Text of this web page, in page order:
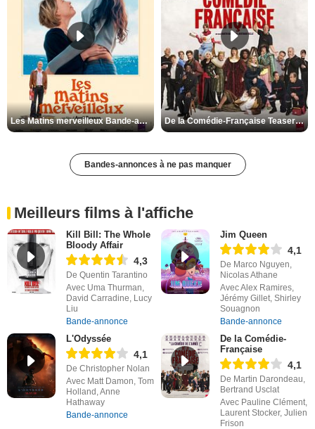
Les Matins merveilleux Bande-annonce VF De la Comédie-Française Teaser VF
Bandes-annonces à ne pas manquer
Meilleurs films à l'affiche
Kill Bill: The Whole
Bloody Affair
4,3
De Quentin Tarantino
Avec Uma Thurman,
David Carradine, Lucy
Liu
Bande-annonce
Jim Queen
4,1
De Marco Nguyen,
Nicolas Athane
Avec Alex Ramires,
Jérémy Gillet, Shirley
Souagnon
Bande-annonce
L'Odyssée
4,1
De Christopher Nolan
Avec Matt Damon, Tom
Holland, Anne
Hathaway
Bande-annonce
De la Comédie-
Française
4,1
De Martin Darondeau,
Bertrand Usclat
Avec Pauline Clément,
Laurent Stocker, Julien
Frison